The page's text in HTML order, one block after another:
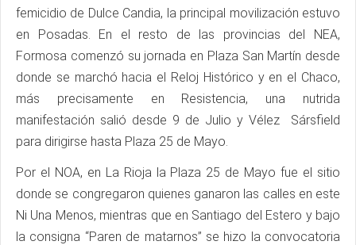
femicidio de Dulce Candia, la principal movilización estuvo
en Posadas. En el resto de las provincias del NEA,
Formosa comenzó su jornada en Plaza San Martín desde
donde se marchó hacia el Reloj Histórico y en el Chaco,
más precisamente en Resistencia, una nutrida
manifestación salió desde 9 de Julio y Vélez Sársfield
para dirigirse hasta Plaza 25 de Mayo.
Por el NOA, en La Rioja la Plaza 25 de Mayo fue el sitio
donde se congregaron quienes ganaron las calles en este
Ni Una Menos, mientras que en Santiago del Estero y bajo
la consigna “Paren de matarnos” se hizo la convocatoria